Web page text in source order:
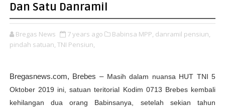
Dan Satu Danramil
Bregas News 7 years ago Babinsa MPP, danramil pensiun,
pindah satuan, TNI Pensiun,
Bregasnews.com, Brebes – Masih dalam nuansa HUT TNI 5
Oktober 2019 ini, satuan teritorial Kodim 0713 Brebes kembali
kehilangan dua orang Babinsanya, setelah sekian tahun